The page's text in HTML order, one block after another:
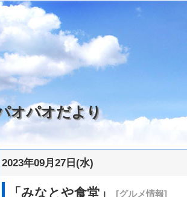
オパオだより
2023年09月27日(水)
「みなとや食堂」 [グルメ情報]